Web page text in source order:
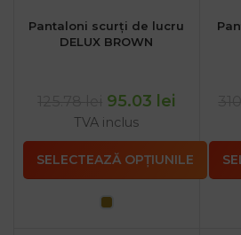
Pantaloni scurți de lucru
DELUX BROWN
95.03 lei
TVA inclus
SELECTEAZĂ OPȚIUNILE